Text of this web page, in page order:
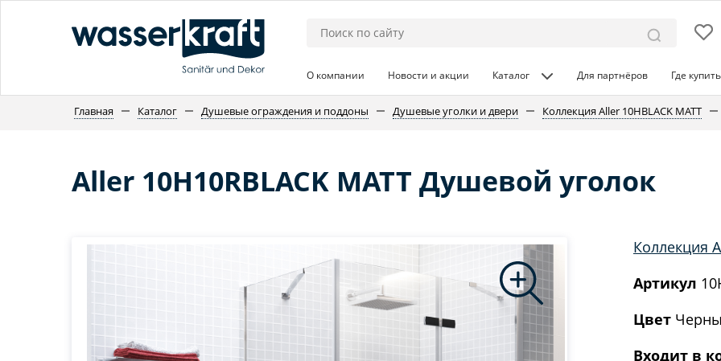
О компании Новости и акции Каталог Для партнёров Где
Главная Каталог Душевые ограждения и поддоны Душевые уголки и двери Коллекция Aller 10HBLACK MATT
Aller 10H10RBLACK MATT Душевой уголок
Коллекция
Артикул
Цвет
Входит в